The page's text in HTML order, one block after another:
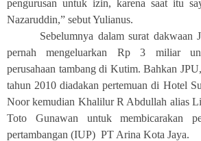
pengurusan untuk izin, karena saat itu
Nazaruddin,” sebut Yulianus.
Sebelumnya dalam surat
pernah mengeluarkan Rp 3 miliar
perusahaan tambang di Kutim. Bahkan
tahun 2010 diadakan pertemuan di Hotel
Noor kemudian Khalilur R Abdullah alias
Toto Gunawan untuk membicarakan
pertambangan (IUP) PT Arina Kota Jaya.